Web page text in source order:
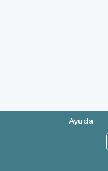
Ayuda